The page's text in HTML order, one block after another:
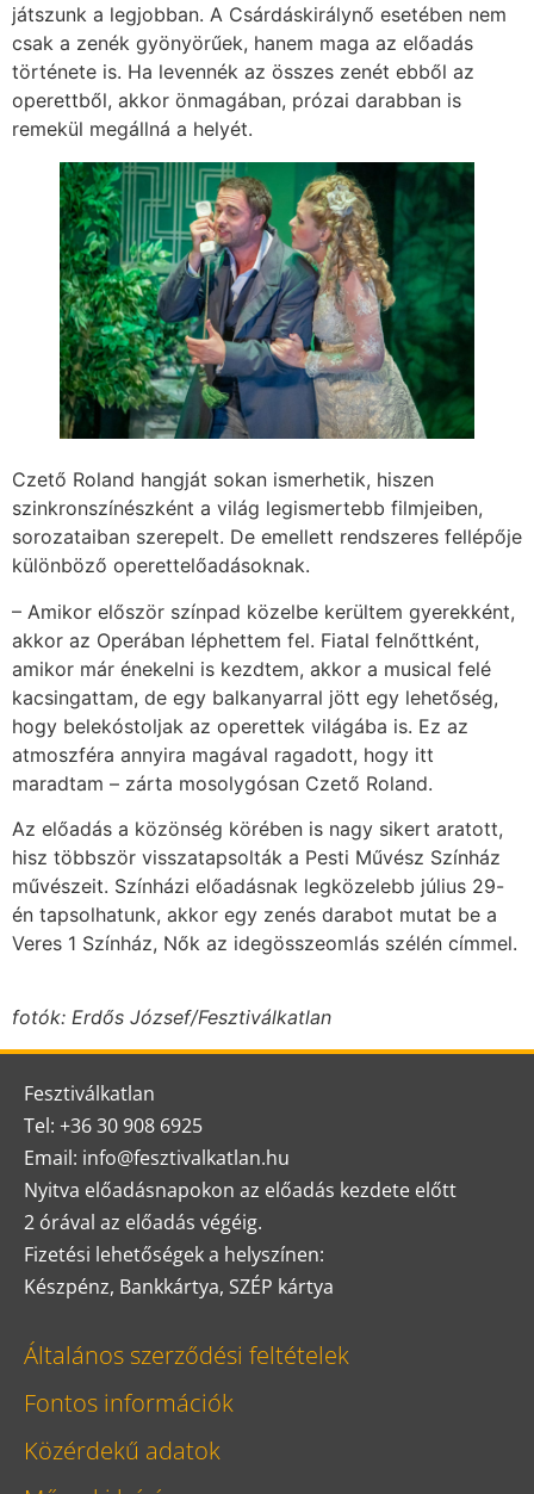
játszunk a legjobban. A Csárdáskirálynő esetében nem
csak a zenék gyönyörűek, hanem maga az előadás
története is. Ha levennék az összes zenét ebből az
operettből, akkor önmagában, prózai darabban is
remekül megállná a helyét.
Czető Roland hangját sokan ismerhetik, hiszen
szinkronszínészként a világ legismertebb filmjeiben,
sorozataiban szerepelt. De emellett rendszeres fellépője
különböző operettelőadásoknak.
– Amikor először színpad közelbe kerültem gyerekként,
akkor az Operában léphettem fel. Fiatal felnőttként,
amikor már énekelni is kezdtem, akkor a musical felé
kacsingattam, de egy balkanyarral jött egy lehetőség,
hogy belekóstoljak az operettek világába is. Ez az
atmoszféra annyira magával ragadott, hogy itt
maradtam – zárta mosolygósan Czető Roland.
Az előadás a közönség körében is nagy sikert aratott,
hisz többször visszatapsolták a Pesti Művész Színház
művészeit. Színházi előadásnak legközelebb július 29-
én tapsolhatunk, akkor egy zenés darabot mutat be a
Veres 1 Színház, Nők az idegösszeomlás szélén címmel.
fotók: Erdős József/Fesztiválkatlan
Fesztiválkatlan
Tel: +36 30 908 6925
Email: info@fesztivalkatlan.hu
Nyitva előadásnapokon az előadás kezdete előtt
2 órával az előadás végéig.
Fizetési lehetőségek a helyszínen:
Készpénz, Bankkártya, SZÉP kártya
Általános szerződési feltételek
Fontos információk
Közérdekű adatok